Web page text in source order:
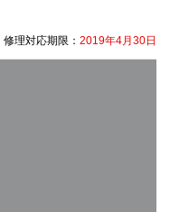
修理対応期限： 2019年4月30日